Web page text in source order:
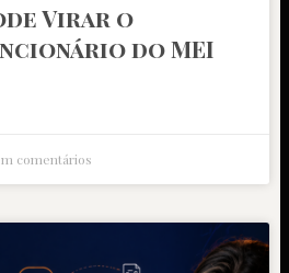
Virar o
do MEI
comentários